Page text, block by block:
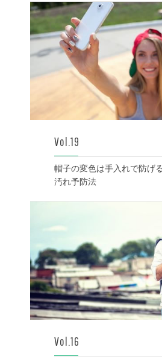
Vol.19
帽子の変色は手入れで防げ
汚れ予防法
Vol.16